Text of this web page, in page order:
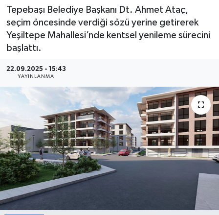
Tepebaşı Belediye Başkanı Dt. Ahmet Ataç,
seçim öncesinde verdiği sözü yerine getirerek
Yeşiltepe Mahallesi’nde kentsel yenileme sürecini
başlattı.
22.09.2025 - 15:43
YAYINLANMA
Magazin
Resmi İlanlar
Sağlık
Spor
Tüm Manşetler
Son Dakika Haberleri
Haber Arşivi